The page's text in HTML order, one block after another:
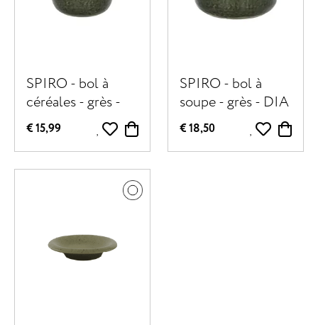
SPIRO - bol à
céréales - grès -
DIA 13 x H 6 cm -
vert foncé
€ 15,99
SPIRO - bol à
soupe - grès - DIA
16 x H 6 cm - vert
foncé
€ 18,50